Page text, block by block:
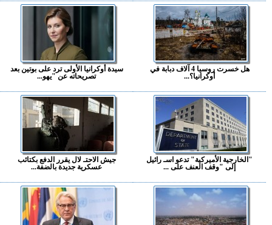
هل خسرت روسيا 4 آلاف دبابة في
أوكرانيا؟...
سيدة أوكرانيا الأولى ترد على بوتين بعد
تصريحاته عن "يهو...
"الخارجية الأميركية" تدعو اسـ رائيل
إلى "وقف العنف على ...
جيش الاحتـ لال يقرر الدفع بكتائب
عسكرية جديدة بالضفة...